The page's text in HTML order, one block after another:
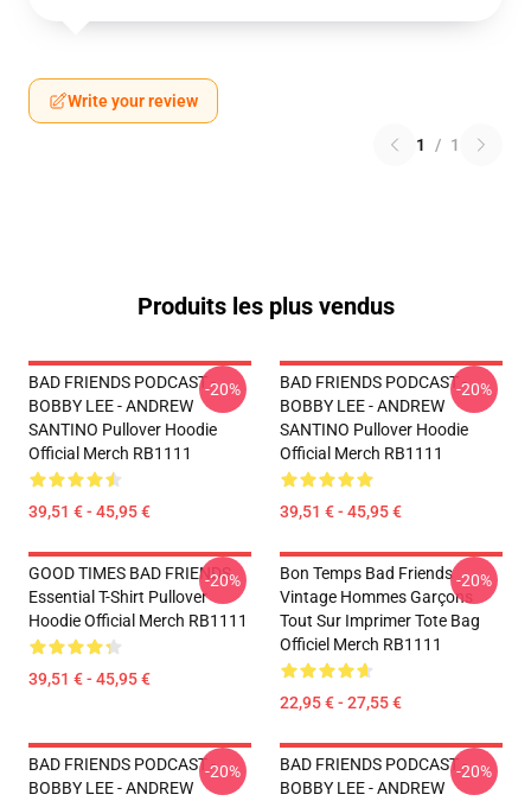
Write your review
1 / 1
Produits les plus vendus
BAD FRIENDS PODCAST -
BOBBY LEE - ANDREW
SANTINO Pullover Hoodie
Official Merch RB1111
39,51 € - 45,95 €
-20%
BAD FRIENDS PODCAST -
BOBBY LEE - ANDREW
SANTINO Pullover Hoodie
Official Merch RB1111
39,51 € - 45,95 €
-20%
GOOD TIMES BAD FRIENDS
Essential T-Shirt Pullover
Hoodie Official Merch RB1111
39,51 € - 45,95 €
-20%
Bon Temps Bad Friends
Vintage Hommes Garçons
Tout Sur Imprimer Tote Bag
Officiel Merch RB1111
22,95 € - 27,55 €
-20%
BAD FRIENDS PODCAST -
BOBBY LEE - ANDREW
-20%
BAD FRIENDS PODCAST -
BOBBY LEE - ANDREW
-20%